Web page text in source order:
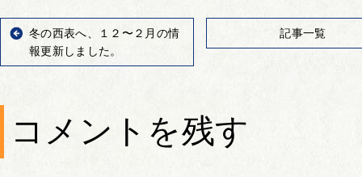
冬の西表へ、１２〜２月の情
報更新しました。
記事一覧
コメントを残す